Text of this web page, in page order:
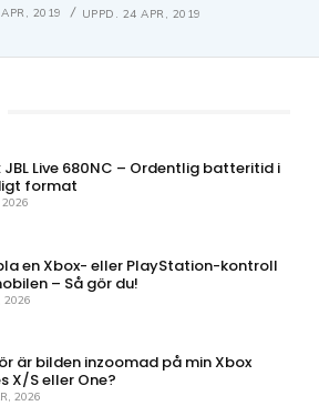
2019 UPPD. 24 APR, 2019
JBL Live 680NC – Ordentlig batteritid i
format
en Xbox- eller PlayStation-kontroll
– Så gör du!
2026
är bilden inzoomad på min Xbox
X/S eller One?
2026